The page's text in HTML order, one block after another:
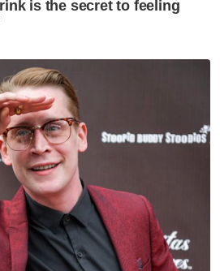
Disyorkan
jamin siasatan RCI TH
tanpa kompromi